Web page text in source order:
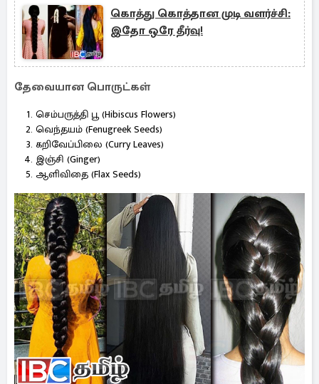
கொத்து கொத்தான முடி வளர்ச்சி:
இதோ ஒரே தீர்வு!
தேவையான பொருட்கள்
செம்பருத்தி பூ (Hibiscus Flowers)
வெந்தயம் (Fenugreek Seeds)
கறிவேப்பிலை (Curry Leaves)
இஞ்சி (Ginger)
ஆளிவிதை (Flax Seeds)